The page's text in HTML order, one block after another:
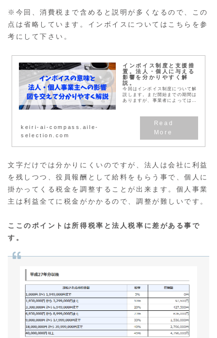
※今回、消費税まで含めると説明が多くなるので、この
点は省略しています。インボイスについてはこちらを参
考にして下さい。
インボイス制度と支援措
置。法人・個人に与える
影響を分かりやすく解
説。
今回はインボイス制度について解
説します。まだ開始までの期間は
ありますが、事業者によっては申
ントを押さえておくと計画が立て
やすくなるはずです。...
keiri-ai-compass.aile-
selection.com
文字だけでは分かりにくいのですが、法人は会社に利益
を残しつつ、役員報酬として給料をもらう事で、個人に
掛かってくる税金を調整することが出来ます。個人事業
主は利益全てに税金がかかるので、調整が難しいです。
ここのポイントは所得税率と法人税率に差がある事で
す。